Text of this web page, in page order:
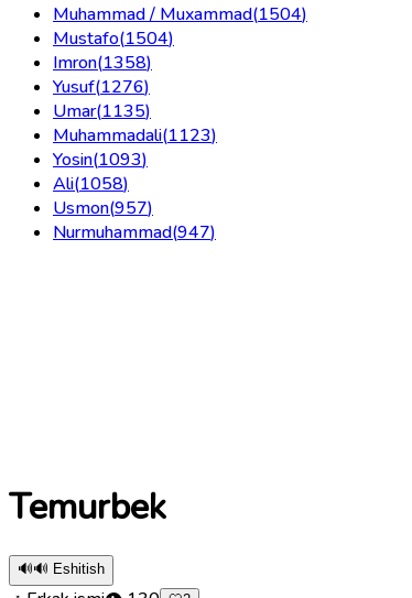
Muhammad / Muxammad(1504)
Mustafo(1504)
Imron(1358)
Yusuf(1276)
Umar(1135)
Muhammadali(1123)
Yosin(1093)
Ali(1058)
Usmon(957)
Nurmuhammad(947)
Temurbek
🔊🔊 Eshitish